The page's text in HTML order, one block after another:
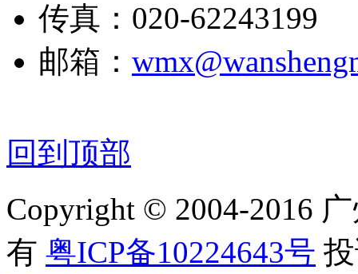
传真：020-62243199
邮箱：
回到顶部
Copyright © 2004-2016
有 粤ICP备10224643号